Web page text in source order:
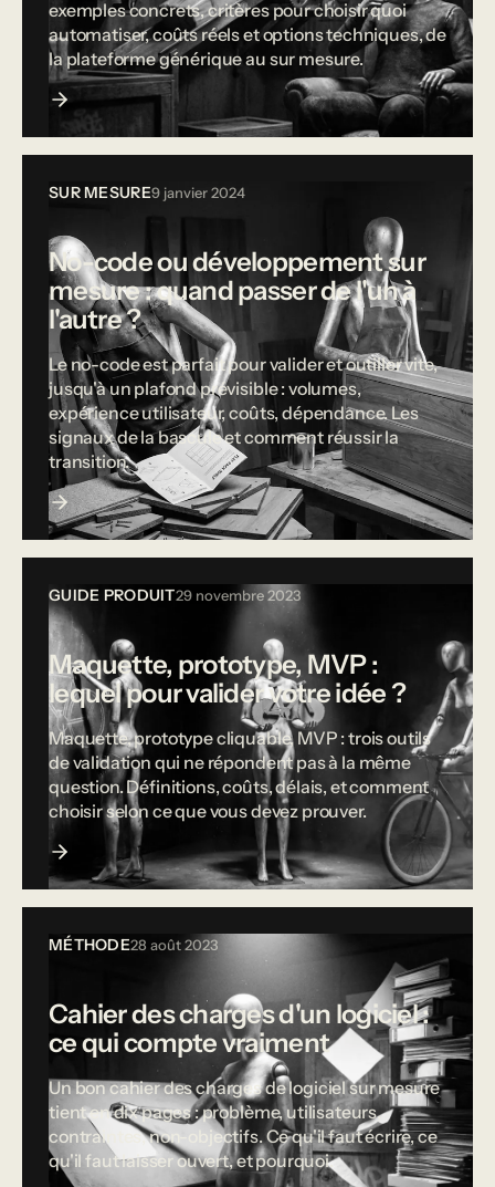
exemples concrets, critères pour choisir quoi
automatiser, coûts réels et options techniques, de
la plateforme générique au sur mesure.
SUR MESURE9 janvier 2024
No-code ou développement sur
mesure : quand passer de l'un à
l'autre ?
Le no-code est parfait pour valider et outiller vite,
jusqu'à un plafond prévisible : volumes,
expérience utilisateur, coûts, dépendance. Les
signaux de la bascule et comment réussir la
transition.
GUIDE PRODUIT29 novembre 2023
Maquette, prototype, MVP :
lequel pour valider votre idée ?
Maquette, prototype cliquable, MVP : trois outils
de validation qui ne répondent pas à la même
question. Définitions, coûts, délais, et comment
choisir selon ce que vous devez prouver.
MÉTHODE28 août 2023
Cahier des charges d'un logiciel :
ce qui compte vraiment
Un bon cahier des charges de logiciel sur mesure
tient en dix pages : problème, utilisateurs,
contraintes, non-objectifs. Ce qu'il faut écrire, ce
qu'il faut laisser ouvert, et pourquoi.